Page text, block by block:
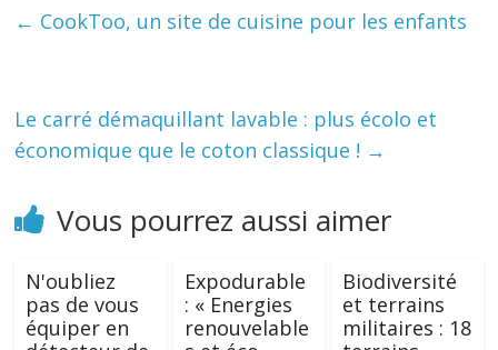
← CookToo, un site de cuisine pour les enfants
Le carré démaquillant lavable : plus écolo et
économique que le coton classique ! →
Vous pourrez aussi aimer
N'oubliez
pas de vous
équiper en
Expodurable
: « Energies
renouvelable
Biodiversité
et terrains
militaires : 18